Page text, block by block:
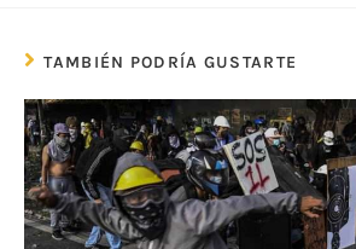
TAMBIÉN PODRÍA GUSTARTE